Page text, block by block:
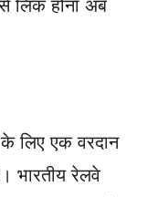
लिंक होना अब
लिए एक वरदान
भारतीय रेलवे